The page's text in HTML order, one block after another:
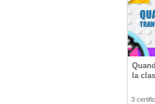
la
3